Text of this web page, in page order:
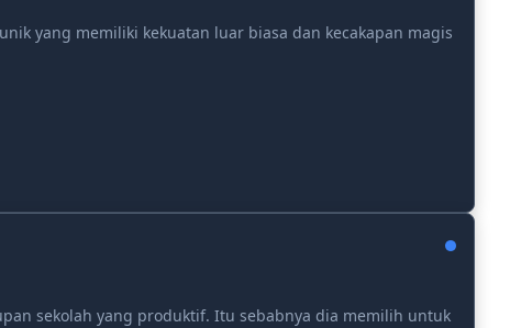
yang memiliki kekuatan luar biasa dan kecakapan magis
sekolah yang produktif. Itu sebabnya dia memilih untuk